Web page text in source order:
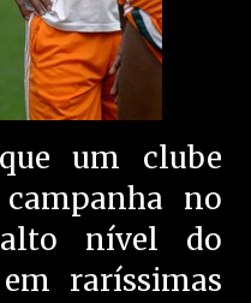
um clube
no
nível do
raríssimas